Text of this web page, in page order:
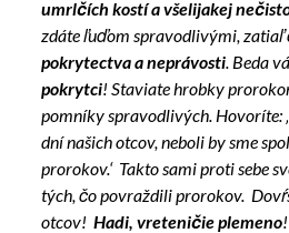
umrlčích kostí a všelijakej
zdáte ľuďom spravodlivými,
pokrytectva a neprávosti . Beda
pokrytci! Staviate hrobky
pomníky spravodlivých. Hovoríte:
dní našich otcov, neboli by sme
prorokov.‘ Takto sami proti sebe
tých, čo povraždili prorokov.
otcov!Hadi, vreteničie plemeno